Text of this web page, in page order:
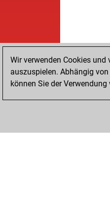
Wir verwenden Cookies
auszuspielen. Abhängig
können Sie der